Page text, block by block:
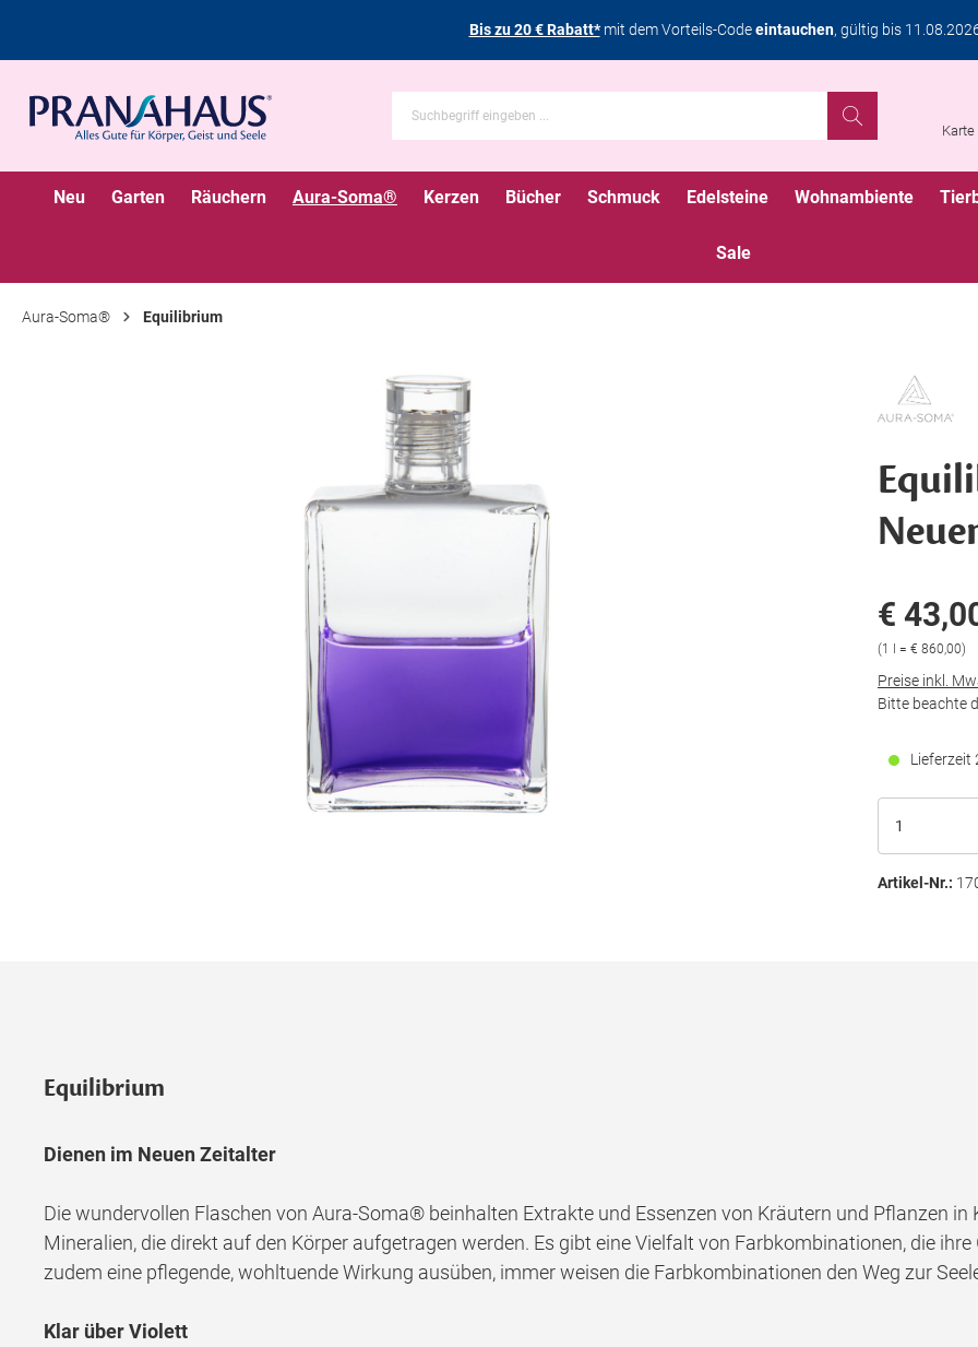
Bis zu 20 € Rabatt*mit dem Vorteils-Codeeintauchen, gültig bis
Neu Garten Räuchern Aura-Soma® Kerzen Bücher Schmuck Edelsteine Wohnambiente
Sale
Aura-Soma® Equilibrium
€
(1 l = € 860,00)
Preise inkl.
Bitte beachte
Lieferzeit
Artikel-Nr.:
Equilibrium
Dienen im Neuen Zeitalter
Die wundervollen Flaschen von Aura-Soma® beinhalten Extrakte und Essenzen von Kräutern und Pflanzen
Mineralien, die direkt auf den Körper aufgetragen werden. Es gibt eine Vielfalt von Farbkombinationen, die
zudem eine pflegende, wohltuende Wirkung ausüben, immer weisen die Farbkombinationen den Weg zur
Klar über Violett